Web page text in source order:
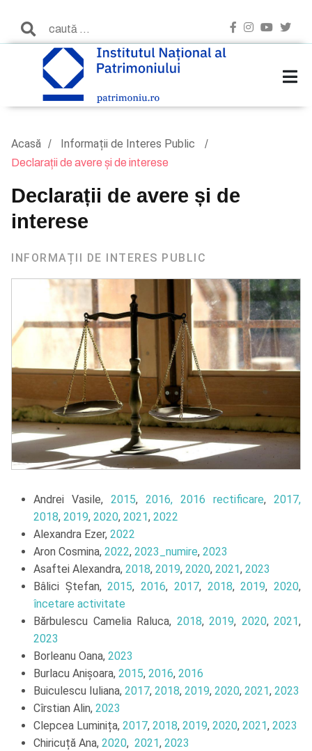
Acasă Informații de Interes Public
Declarații de avere și de interese
Declarații de avere și de
interese
INFORMAȚII DE INTERES PUBLIC
Andrei Vasile, 2015, 2016, 2016 rectificare, 2017,
2018, 2019, 2020, 2021, 2022
Alexandra Ezer, 2022
Aron Cosmina, 2022, 2023_numire, 2023
Asaftei Alexandra, 2018, 2019, 2020, 2021, 2023
Bâlici Ștefan,2015,2016, 2017, 2018,2019,2020,
încetare activitate
Bărbulescu Camelia Raluca, 2018, 2019, 2020, 2021,
2023
Borleanu Oana, 2023
Burlacu Anișoara, 2015, 2016, 2016
Buiculescu Iuliana, 2017, 2018, 2019, 2020, 2021, 2023
Cîrstian Alin, 2023
Clepcea Luminița, 2017, 2018, 2019, 2020, 2021, 2023
Chiricuță Ana, 2020, 2021, 2023